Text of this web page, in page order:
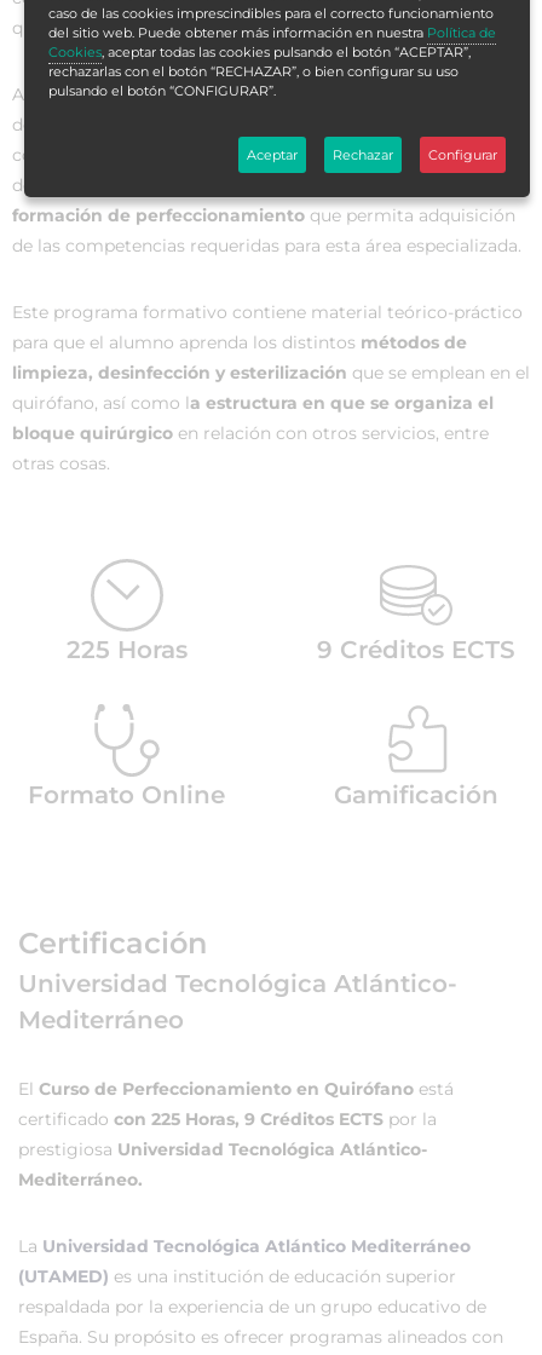
que se produce de manera constante.
Además, los cambios demográficos, el aumento de la
demanda de la población en criterios de salud y la
contribución de la enfermería al cuidado de la salud dentro
de un amplio equipo interdisciplinar, hacen necesario
formación de perfeccionamiento que permita adquisición
de las competencias requeridas para esta área especializada.
Este programa formativo contiene material teórico-práctico
para que el alumno aprenda los distintos métodos de
limpieza, desinfección y esterilización que se emplean en el
quirófano, así como la estructura en que se organiza el
bloque quirúrgico en relación con otros servicios, entre
otras cosas.
225 Horas 9 Créditos ECTS
Formato Online Gamificación
Certificación
Universidad Tecnológica Atlántico-
Mediterráneo
El Curso de Perfeccionamiento en Quirófano está
certificado con 225 Horas, 9 Créditos ECTS por la
prestigiosa Universidad Tecnológica Atlántico-
Mediterráneo.
La Universidad Tecnológica Atlántico Mediterráneo
(UTAMED) es una institución de educación superior
respaldada por la experiencia de un grupo educativo de
España. Su propósito es ofrecer programas alineados con
caso de las cookies imprescindibles para el correcto funcionamiento
del sitio web. Puede obtener más información en nuestra Política de
Cookies , aceptar todas las cookies pulsando el botón “ACEPTAR”,
rechazarlas con el botón “RECHAZAR”, o bien configurar su uso
pulsando el botón “CONFIGURAR”.
Aceptar Rechazar Configurar